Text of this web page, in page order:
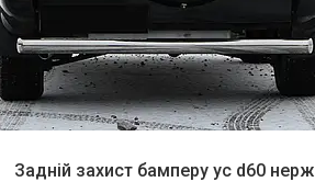
Задній захист бамперу ус d60 нерж